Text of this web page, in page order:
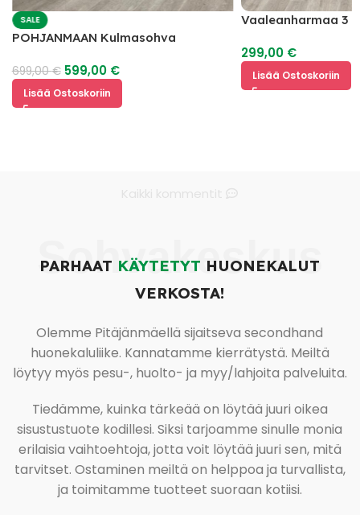
SALE
POHJANMAAN Kulmasohva
699,00€ 599,00 €
Lisää Ostoskoriin
Vaaleanharmaa 3
299,00 €
Lisää Ostoskoriin
Sohvakeskus
PARHAAT KÄYTETYT HUONEKALUT
VERKOSTA!
Olemme Pitäjänmäellä sijaitseva secondhand
huonekaluliike. Kannatamme kierrätystä. Meiltä
löytyy myös pesu-, huolto- ja myy/lahjoita palveluita.
Tiedämme, kuinka tärkeää on löytää juuri oikea
sisustustuote kodillesi. Siksi tarjoamme sinulle monia
erilaisia vaihtoehtoja, jotta voit löytää juuri sen, mitä
tarvitset. Ostaminen meiltä on helppoa ja turvallista,
ja toimitamme tuotteet suoraan kotiisi.